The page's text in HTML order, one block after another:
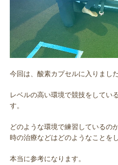
今回は、酸素カプセルに入りました
レベルの高い環境で競技をしてい
す。
どのような環境で練習しているの
時の治療などはどのようなことを
本当に参考になります。